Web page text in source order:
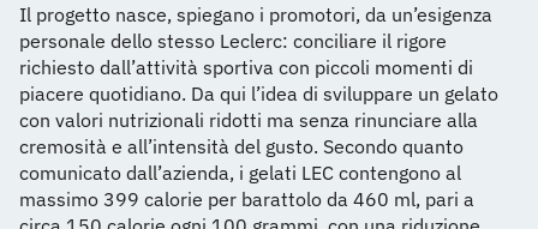
Il progetto nasce, spiegano i promotori, da un’esigenza
personale dello stesso Leclerc: conciliare il rigore
richiesto dall’attività sportiva con piccoli momenti di
piacere quotidiano. Da qui l’idea di sviluppare un gelato
con valori nutrizionali ridotti ma senza rinunciare alla
cremosità e all’intensità del gusto. Secondo quanto
comunicato dall’azienda, i gelati LEC contengono al
massimo 399 calorie per barattolo da 460 ml, pari a